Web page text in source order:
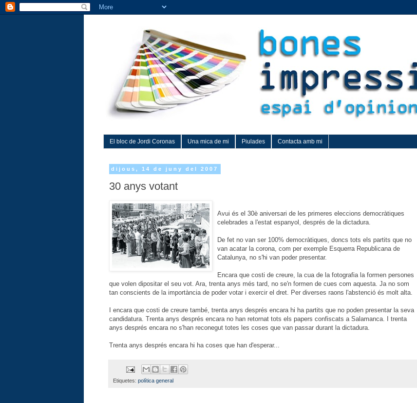
El bloc de Jordi Coronas Una mica de mi Piulades Contacta amb mi
dijous, 14 de juny del 2007
30 anys votant
Avui és el 30è aniversari de les primeres eleccions democràtiques
celebrades a l'estat espanyol, després de la dictadura.
De fet no van ser 100% democràtiques, doncs tots els partits que no
van acatar la corona, com per exemple Esquerra Republicana de
Catalunya, no s'hi van poder presentar.
Encara que costi de creure, la cua de la fotografia la formen persones
que volen dipositar el seu vot. Ara, trenta anys més tard, no se'n formen de cues com aquesta. Ja no som
tan conscients de la importància de poder votar i exercir el dret. Per diverses raons l'abstenció és molt alta.
I encara que costi de creure també, trenta anys després encara hi ha partits que no poden presentar la seva
candidatura. Trenta anys després encara no han retornat tots els papers confiscats a Salamanca. I trenta
anys després encara no s'han reconegut totes les coses que van passar durant la dictadura.
Trenta anys després encara hi ha coses que han d'esperar...
Etiquetes: política general